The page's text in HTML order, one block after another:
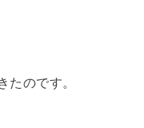
たのです。